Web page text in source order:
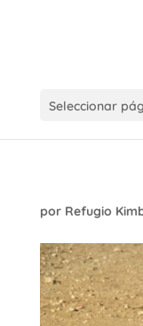
Seleccionar
por Refugio